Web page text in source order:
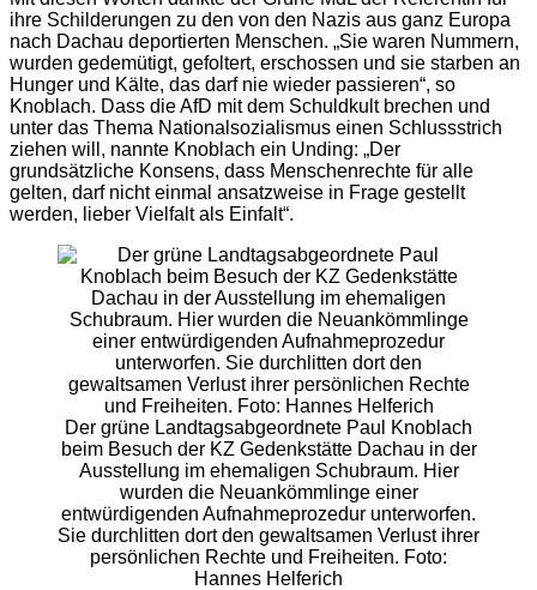
ihre Schilderungen zu den von den Nazis aus ganz Europa
nach Dachau deportierten Menschen. „Sie waren Nummern,
wurden gedemütigt, gefoltert, erschossen und sie starben an
Hunger und Kälte, das darf nie wieder passieren“, so
Knoblach. Dass die AfD mit dem Schuldkult brechen und
unter das Thema Nationalsozialismus einen Schlussstrich
ziehen will, nannte Knoblach ein Unding: „Der
grundsätzliche Konsens, dass Menschenrechte für alle
gelten, darf nicht einmal ansatzweise in Frage gestellt
werden, lieber Vielfalt als Einfalt“.
Der grüne Landtagsabgeordnete Paul Knoblach
beim Besuch der KZ Gedenkstätte Dachau in der
Ausstellung im ehemaligen Schubraum. Hier
wurden die Neuankömmlinge einer
entwürdigenden Aufnahmeprozedur unterworfen.
Sie durchlitten dort den gewaltsamen Verlust ihrer
persönlichen Rechte und Freiheiten. Foto:
Hannes Helferich